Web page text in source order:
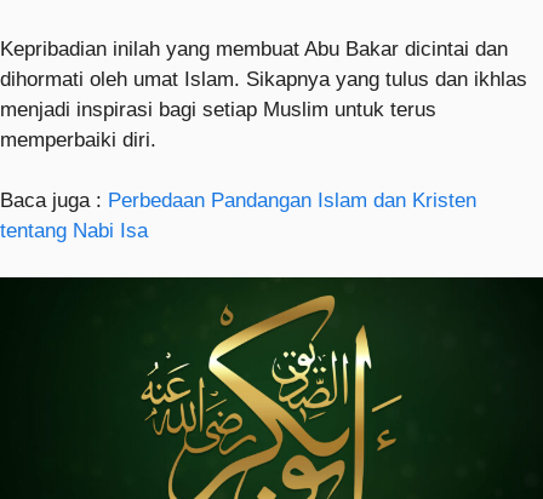
Kepribadian inilah yang membuat Abu Bakar dicintai dan
dihormati oleh umat Islam. Sikapnya yang tulus dan ikhlas
menjadi inspirasi bagi setiap Muslim untuk terus
memperbaiki diri.
Baca juga : Perbedaan Pandangan Islam dan Kristen
tentang Nabi Isa